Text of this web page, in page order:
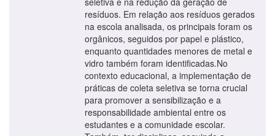
resíduos. Em relação aos resíduos gerados
na escola analisada, os principais foram os
orgânicos, seguidos por papel e plástico,
enquanto quantidades menores de metal e
vidro também foram identificadas.No
contexto educacional, a implementação de
práticas de coleta seletiva se torna crucial
para promover a sensibilização e a
responsabilidade ambiental entre os
estudantes e a comunidade escolar.